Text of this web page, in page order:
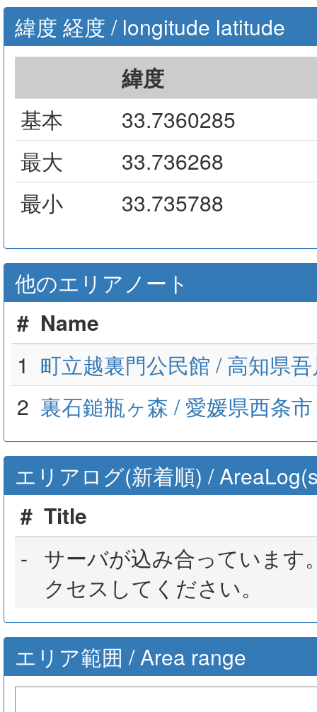
緯度 経度 / longitude latitude
緯度
基本
33.7360285
最大
33.736268
最小
33.735788
他のエリアノート
# Name
1 町立越裏門公民館 / 高知県
2 裏石鎚瓶ヶ森 / 愛媛県西条市
エリアログ(新着順) /
# Title
- サーバが込み合っていま
クセスしてください。
エリア範囲 / Area range